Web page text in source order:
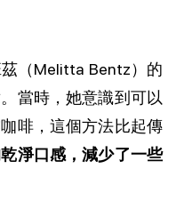
（Melitta Bentz）的
當時，她意識到可以
啡，這個方法比起傳
淨口感，減少了一些